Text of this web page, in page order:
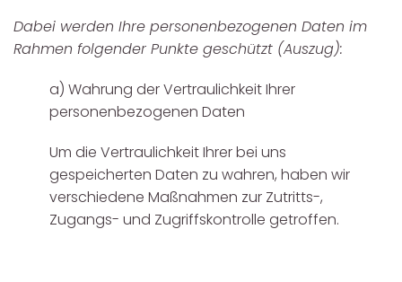
Dabei werden Ihre personenbezogenen Daten im
Rahmen folgender Punkte geschützt (Auszug):
a) Wahrung der Vertraulichkeit Ihrer
personenbezogenen Daten
Um die Vertraulichkeit Ihrer bei uns
gespeicherten Daten zu wahren, haben wir
verschiedene Maßnahmen zur Zutritts-,
Zugangs- und Zugriffskontrolle getroffen.